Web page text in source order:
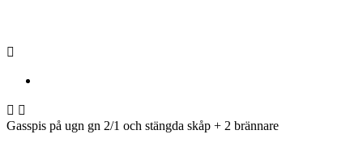

 
Gasspis på ugn gn 2/1 och stängda skåp + 2 brännare